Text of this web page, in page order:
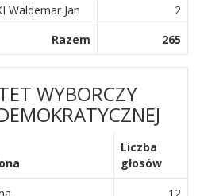
Waldemar Jan
2
Razem
265
WYBORCZY
Liczba
głosów